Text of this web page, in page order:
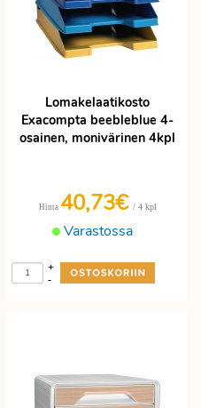
Lomakelaatikosto
Exacompta beebleblue 4-
osainen, monivärinen 4kpl
Varastossa
Hinta 40,73€ / 4 kpl
-
+